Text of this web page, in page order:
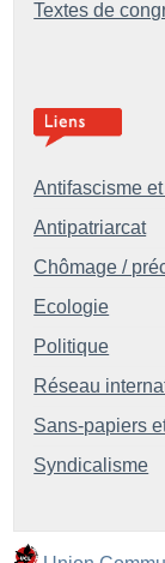
Textes de
Antifascisme
Antipatriarcat
Chômage /
Ecologie
Politique
Réseau
Sans-papiers
Syndicalisme